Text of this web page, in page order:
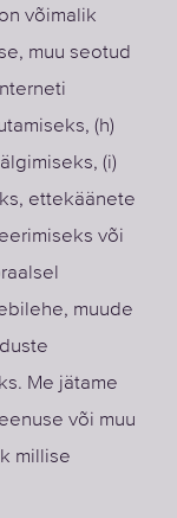
võimalik
muu seotud
(h)
(i)
ettekäänete
või
muude
Me jätame
või muu
millise